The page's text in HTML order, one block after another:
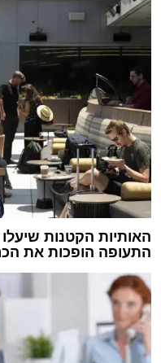
האותיות הקטנות
התעופה הופכות את